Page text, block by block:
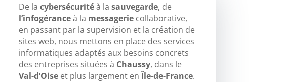
De la cybersécuritéà la sauvegarde, de
l’infogéranceà la messageriecollaborative,
en passant par la supervision et la création de
sites web, nous mettons en place des services
informatiques adaptés aux besoins concrets
des entreprises situées à Chaussy, dans le
Val-d’Oiseet plus largement enÎle-de-France.